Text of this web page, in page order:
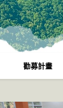
勸募計畫